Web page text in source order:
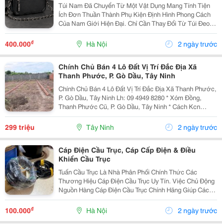
Túi Nam Đã Chuyển Từ Một Vật Dụng Mang Tính Tiện
Ích Đơn Thuần Thành Phụ Kiện Định Hình Phong Cách
Của Nam Giới Hiện Đại. Chỉ Cần Thay Đổi Từ Túi Đeo
Chéo Sang Tote Hoặc Cặp Công Sở, Tổng Thể Trang
Phục Có Thể Trở Nên Trẻ Trung, Năng Động Hoặc Lịch...
400.000₫ Hà Nội 2 ngày trước
Chính Chủ Bán 4 Lô Đất Vị Trí Đắc Địa Xã
Thanh Phước, P. Gò Dầu, Tây Ninh
Chính Chủ Bán 4 Lô Đất Vị Trí Đắc Địa Xã Thanh Phước,
P. Gò Dầu, Tây Ninh Lh: 09 4949 8280 * Xóm Đồng,
Thanh Phước Cũ, P. Gò Dầu, Tây Ninh * Cách Kcn
Phước Đông: 3 Km, Đường Nhựa. * Giá: 299 Triệu/Lô
(Đồng Giá) * Diện Tích Sử Dụng : 100M2(5...
299 triệu Tây Ninh 2 ngày trước
Cáp Điện Cầu Trục, Cáp Cấp Điện & Điều
Khiển Cầu Trục
Tuấn Cầu Trục Là Nhà Phân Phối Chính Thức Các
Thương Hiệu Cáp Điện Cầu Trục Uy Tín. Việc Chủ Động
Nguồn Hàng Cáp Điện Cầu Trục Chính Hãng Giúp Các
Đơn Đảm Bảo Tính Liên Tục Trong Thi Công Và Dễ Dàng
Thay Thế Phụ Kiện Đồng Bộ Về Sau. Nguồn Hàng...
100.000₫ Hà Nội 2 ngày trước